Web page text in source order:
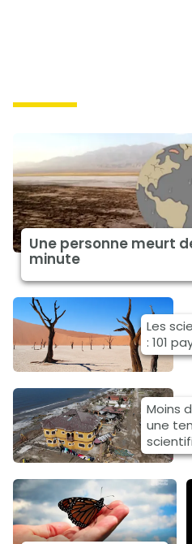
Une personne meurt
minute
Les
: 101
Moins
une